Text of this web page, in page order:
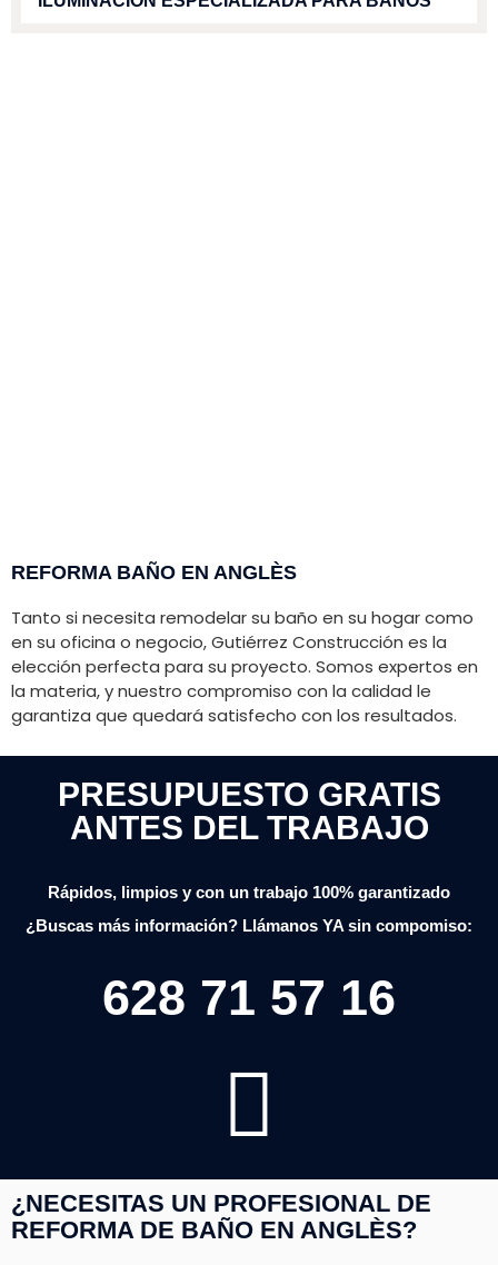
REFORMA BAÑO EN ANGLÈS
Tanto si necesita remodelar su baño en su hogar como
en su oficina o negocio,Gutiérrez Construcción es la
elección perfecta para su proyecto. Somos expertos en
la materia, y nuestro compromiso con la calidad le
garantiza que quedará satisfecho con los resultados.
PRESUPUESTO GRATIS
ANTES DEL TRABAJO
Rápidos, limpios y con un trabajo 100% garantizado
¿Buscas más información? Llámanos YA sin compomiso:
628 71 57 16
¿NECESITAS UN PROFESIONAL DE
REFORMA DE BAÑO EN ANGLÈS?